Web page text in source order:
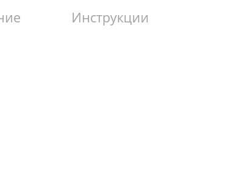
Инструкции